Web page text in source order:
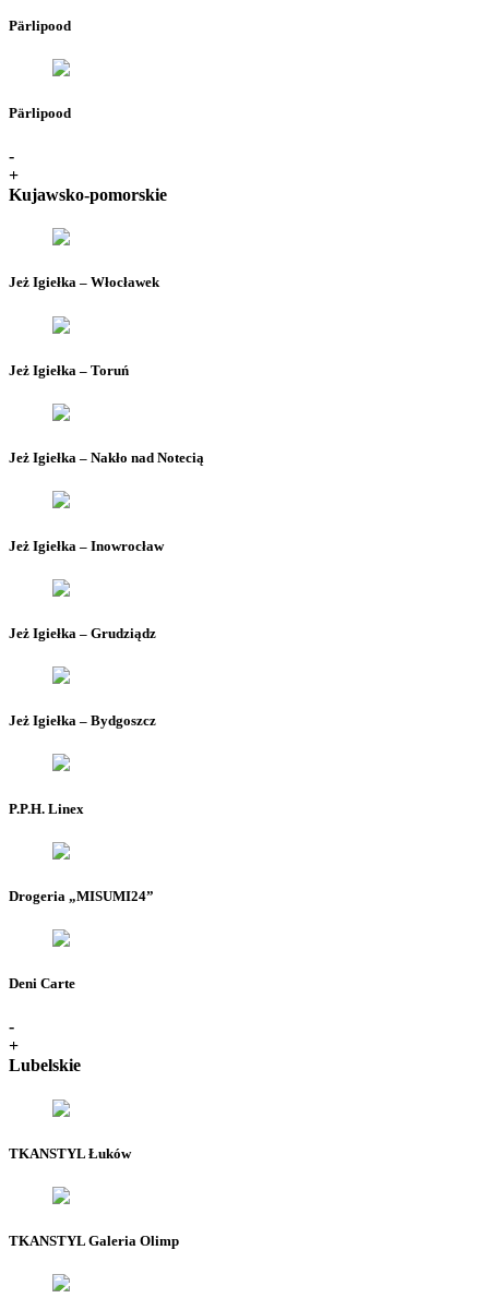
Pärlipood
Pärlipood
-
+
Kujawsko-pomorskie
Jeż Igiełka – Włocławek
Jeż Igiełka – Toruń
Jeż Igiełka – Nakło nad Notecią
Jeż Igiełka – Inowrocław
Jeż Igiełka – Grudziądz
Jeż Igiełka – Bydgoszcz
P.P.H. Linex
Drogeria „MISUMI24”
Deni Carte
-
+
Lubelskie
TKANSTYL Łuków
TKANSTYL Galeria Olimp